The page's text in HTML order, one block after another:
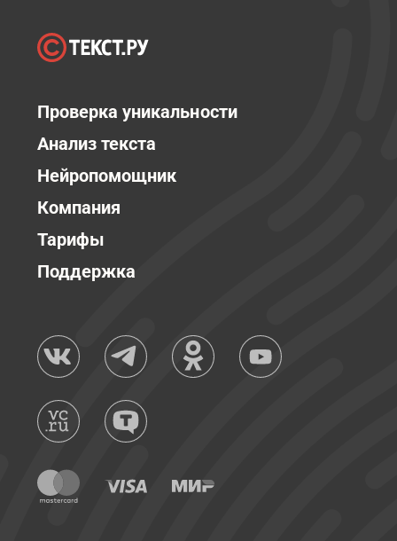
Проверка уникальности
Анализ текста
Нейропомощник
Компания
Тарифы
Поддержка